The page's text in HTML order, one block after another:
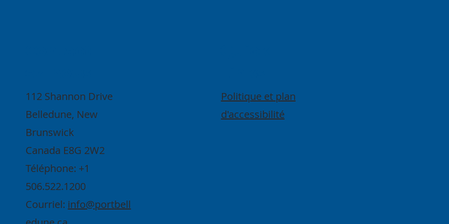
112 Shannon Drive
Belledune, New
Brunswick
Canada E8G 2W2
Téléphone: +1
506.522.1200
Courriel: info@portbell
Politique et plan
d'accessibilité